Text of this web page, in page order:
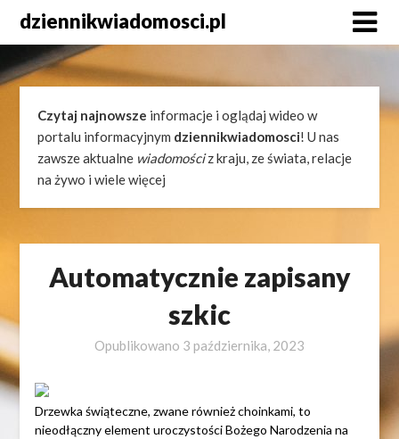
content
dziennikwiadomosci.pl
Czytaj najnowsze informacje i oglądaj wideo w
portalu informacyjnym dziennikwiadomosci! U nas
zawsze aktualne wiadomościz kraju, ze świata, relacje
na żywo i wiele więcej
Automatycznie zapisany
szkic
Opublikowano 3 października, 2023
Drzewka świąteczne, zwane również choinkami, to
nieodłączny element uroczystości Bożego Narodzenia na